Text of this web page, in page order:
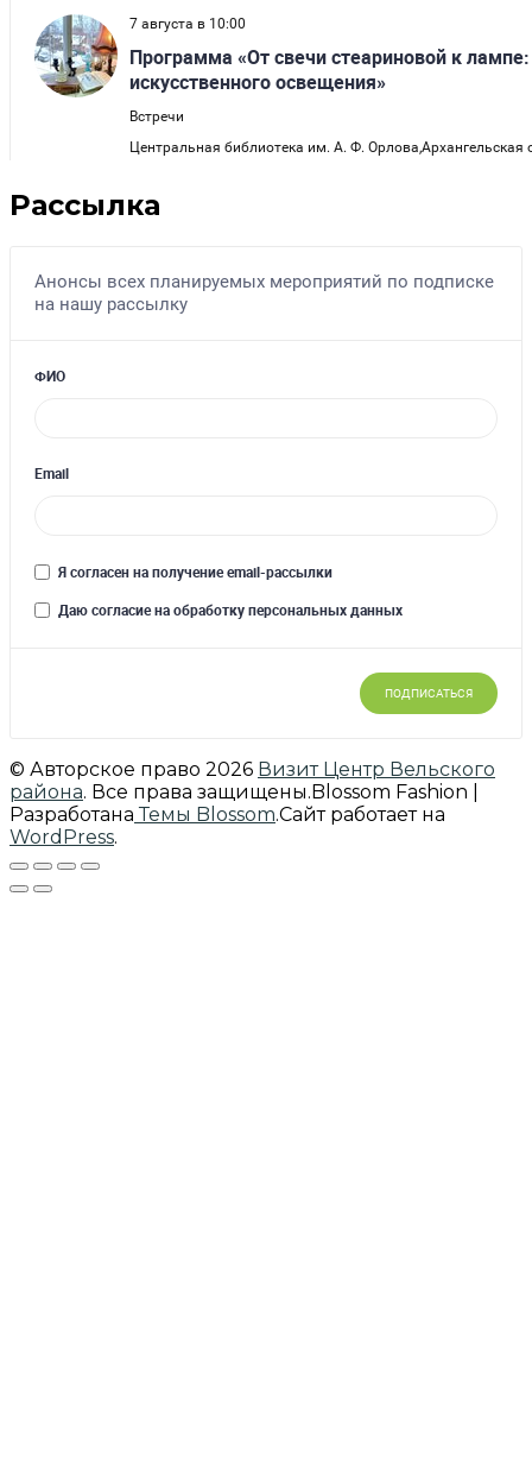
Рассылка
© Авторское право 2026 Визит Центр Вельского
района. Все права защищены. Blossom Fashion |
Разработана Темы Blossom.Сайт работает на
WordPress.